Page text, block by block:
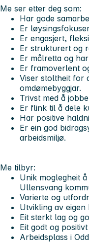
Me ser etter deg som:
Har gode
Er
Er engasjert,
Er strukturert og
Er målretta og
Er framoverlent
Viser stoltheit for
omdømebyggjar.
Trivst med å
Er flink til å dele
Har positive
Er ein god
arbeidsmiljø.
Me tilbyr:
Unik moglegheit
Ullensvang
Varierte og
Utvikling av eigen
Eit sterkt lag og
Eit godt og
Arbeidsplass i